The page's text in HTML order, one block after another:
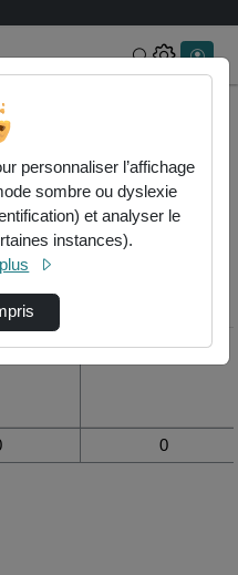
Rechercher
de la vidéo La
dans le cadre
Vue du mois
le cadre de la licence
0
personnaliser l’affichage
sombre ou dyslexie
et analyser le
instances).